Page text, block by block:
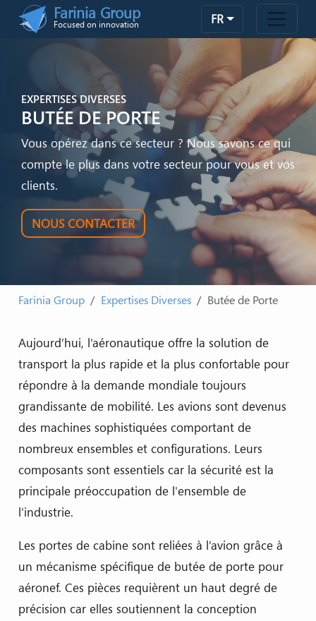
Skip to main content
Farinia Group
Focused on innovation FR
EXPERTISES DIVERSES
BUTÉE DE PORTE
Vous opérez dans ce secteur ? Nous savons ce qui
compte le plus dans votre secteur pour vous et vos
clients.
NOUS CONTACTER
Farinia Group Expertises Diverses Butée de Porte
Aujourd’hui, l’aéronautique offre la solution de
transport la plus rapide et la plus confortable pour
répondre à la demande mondiale toujours
grandissante de mobilité. Les avions sont devenus
des machines sophistiquées comportant de
nombreux ensembles et configurations. Leurs
composants sont essentiels car la sécurité est la
principale préoccupation de l'ensemble de
l'industrie.
Les portes de cabine sont reliées à l’avion grâce à
un mécanisme spécifique de butée de porte pour
aéronef. Ces pièces requièrent un haut degré de
précision car elles soutiennent la conception